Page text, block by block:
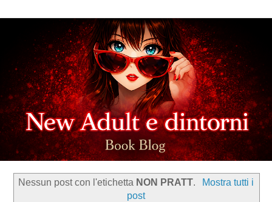
Nessun post con l'etichetta NON PRATT.
Mostra tutti i
post